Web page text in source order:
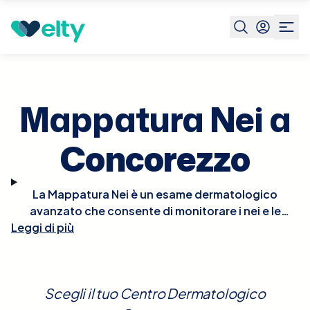
Prenota visita Concorezzo
Mappatura Nei a
Concorezzo
La Mappatura Nei è un esame dermatologico
avanzato che consente di monitorare i nei e le
lesioni pigmentate sulla pelle, utilizzando sistemi di
morfologici o di colore nei nei esistenti e
Leggi di più
Scegli il tuo Centro Dermatologico